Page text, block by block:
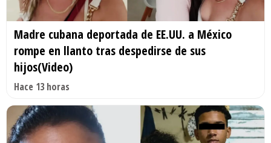
Madre cubana deportada de EE.UU. a México
rompe en llanto tras despedirse de sus
hijos(Video)
Hace 13 horas